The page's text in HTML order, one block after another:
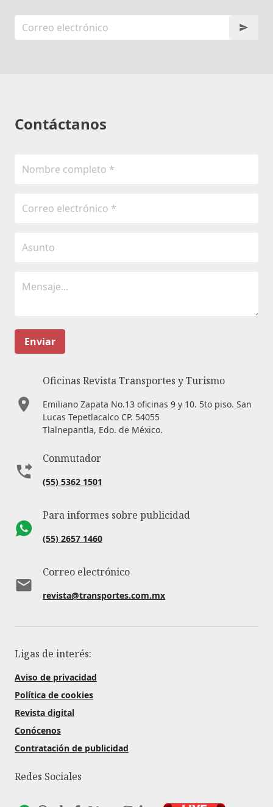
Contáctanos
Enviar
Oficinas Revista Transportes y Turismo
Emiliano Zapata No.13 oficinas 9 y 10. 5to piso. San
Lucas Tepetlacalco CP. 54055
Tlalnepantla, Edo. de México.
Conmutador
(55) 5362 1501
Para informes sobre publicidad
(55) 2657 1460
Correo electrónico
revista@transportes.com.mx
Ligas de interés:
Aviso de privacidad
Política de cookies
Revista digital
Conócenos
Contratación de publicidad
Redes Sociales